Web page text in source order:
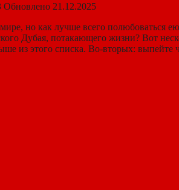
Обновлено 21.12.2025
но как лучше всего полюбоваться
Дубая, потакающего жизни? Вот
из этого списка. Во-вторых: